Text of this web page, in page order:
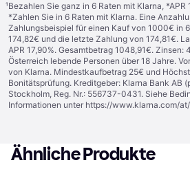
¹Bezahlen Sie ganz in 6 Raten mit Klarna, *APR
*Zahlen Sie in 6 Raten mit Klarna. Eine
Zahlungsbeispiel für einen Kauf von 1000€ in
174,82€ und die letzte Zahlung von 174,81€.
APR 17,90%. Gesamtbetrag 1048,91€. Zinsen:
Österreich lebende Personen über 18 Jahre.
von Klarna. Mindestkaufbetrag 25€ und
Bonitätsprüfung. Kreditgeber: Klarna Bank AB
Stockholm, Reg. Nr.: 556737-0431. Siehe
Informationen unter https://www.klarna.com/
Ähnliche Produkte